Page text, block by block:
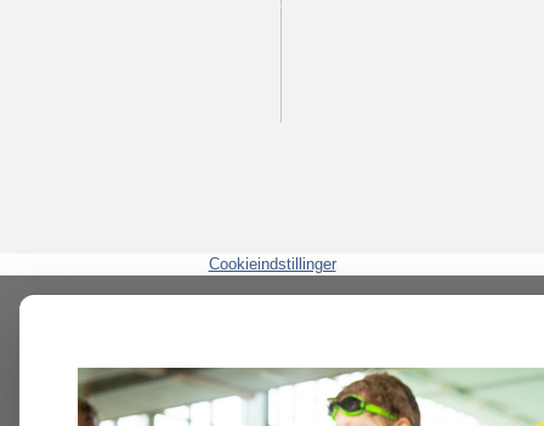
Cookieindstillinger